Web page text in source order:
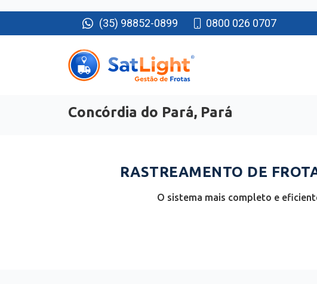
(35) 98852-0899 0800 026 0707
Concórdia do Pará, Pará
RASTREAMENTO DE
O sistema mais completo e